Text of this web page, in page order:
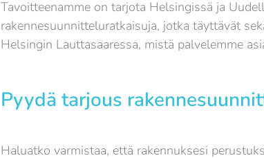
Tavoitteenamme on tarjota Helsingissä ja
rakennesuunnitteluratkaisuja, jotka täyttävät
Helsingin Lauttasaaressa, mistä palvelemme
Pyydä tarjous
Haluatko varmistaa, että rakennuksesi